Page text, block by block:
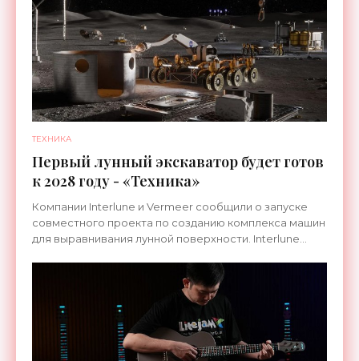
ТЕХНИКА
Первый лунный экскаватор будет готов
к 2028 году - «Техника»
Компании Interlune и Vermeer сообщили о запуске
совместного проекта по созданию комплекса машин
для выравнивания лунной поверхности. Interlune